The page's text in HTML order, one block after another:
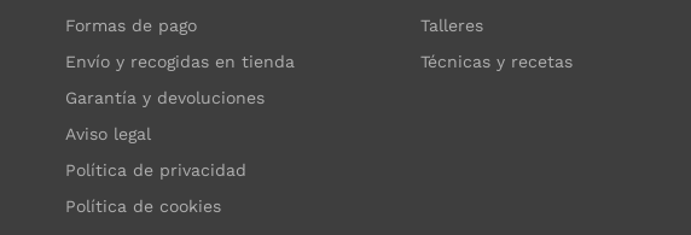
Formas de pago
Envío y recogidas en tienda
Garantía y devoluciones
Aviso legal
Política de privacidad
Política de cookies
Talleres
Técnicas y recetas